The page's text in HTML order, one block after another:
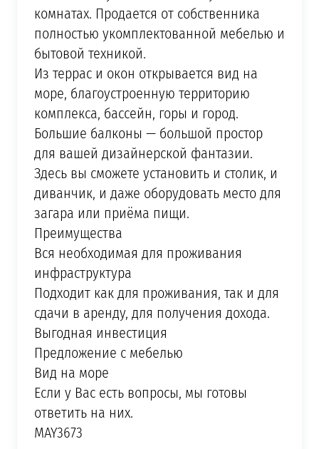
комнатах. Продается от собственника
полностью укомплектованной мебелью и
бытовой техникой.
Из террас и окон открывается вид на
море, благоустроенную территорию
комплекса, бассейн, горы и город.
Большие балконы — большой простор
для вашей дизайнерской фантазии.
Здесь вы сможете установить и столик, и
диванчик, и даже оборудовать место для
загара или приёма пищи.
Преимущества
Вся необходимая для проживания
инфраструктура
Подходит как для проживания, так и для
сдачи в аренду, для получения дохода.
Выгодная инвестиция
Предложение с мебелью
Вид на море
Если у Вас есть вопросы, мы готовы
ответить на них.
MAY3673